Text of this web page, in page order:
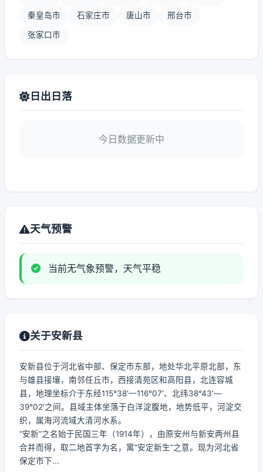
秦皇岛市 石家庄市 唐山市 邢台市
张家口市
日出日落
今日数据更新中
天气预警
当前无气象预警，天气平稳
关于安新县
安新县位于河北省中部、保定市东部，地处华北平原北部，东
与雄县接壤，南邻任丘市，西接清苑区和高阳县，北连容城
县，地理坐标介于东经115°38′—116°07′、北纬38°43′—
39°02′之间。县域主体坐落于白洋淀腹地，地势低平，河淀交
织，属海河流域大清河水系。
“安新”之名始于民国三年（1914年），由原安州与新安两州县
合并而得，取二地首字为名，寓“安定新生”之意。现为河北省
保定市下...